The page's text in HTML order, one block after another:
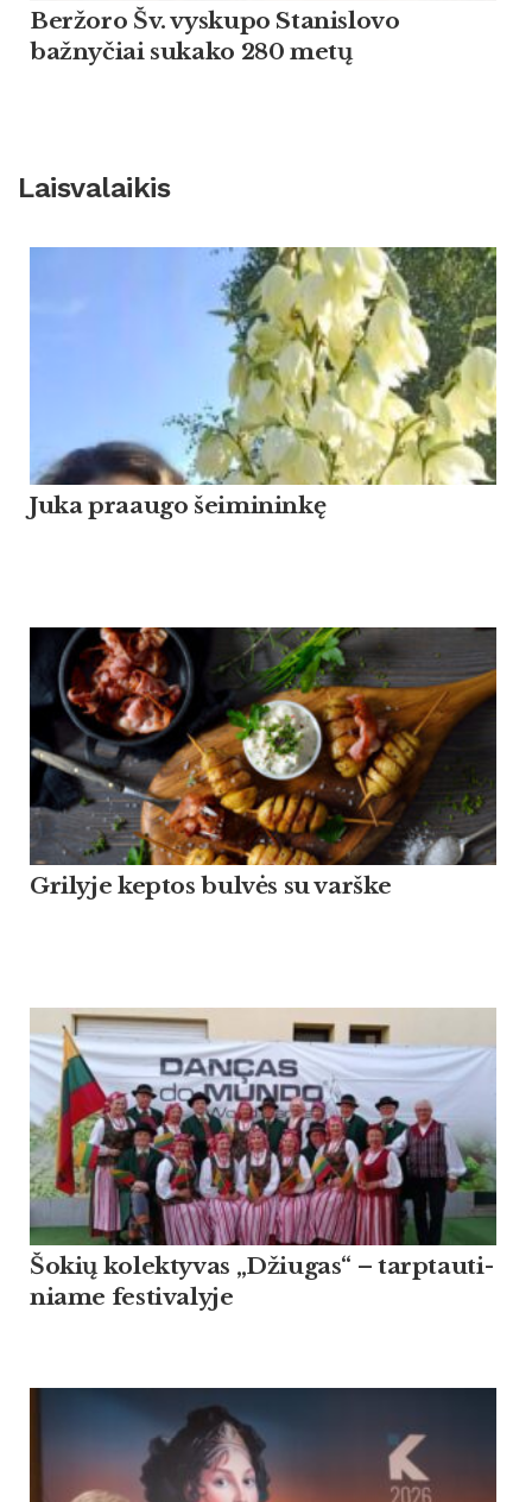
Beržoro Šv. vyskupo Stanislovo
bažnyčiai sukako 280 metų
Laisvalaikis
Ju­ka praau­go šei­mi­ninkę
Grilyje keptos bulvės su varške
Šo­kių ko­lek­ty­vas „Džiu­gas“ – tarp­tau­ti­
nia­me fes­ti­va­ly­je